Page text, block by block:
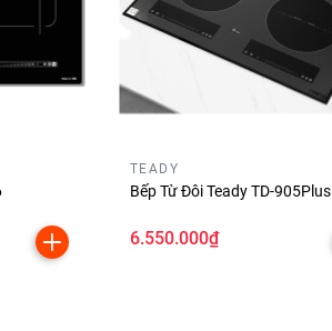
nhiều phong cách nội thất bếp từ
TEADY
Bếp Từ Đôi Teady TD-905Plus
6.550.000₫